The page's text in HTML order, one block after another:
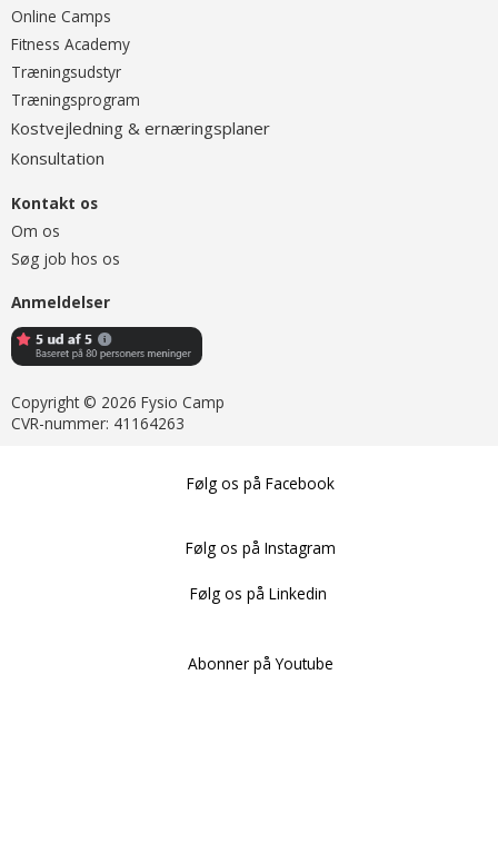
Online Camps
Fitness Academy
Træningsudstyr
Træningsprogram
Kostvejledning & ernæringsplaner
Konsultation
Kontakt os
Om os
Søg job hos os
Anmeldelser
Copyright © 2026 Fysio Camp
CVR-nummer: 41164263
Følg os på Facebook
Følg os på Instagram
Følg os på Linkedin
Abonner på Youtube